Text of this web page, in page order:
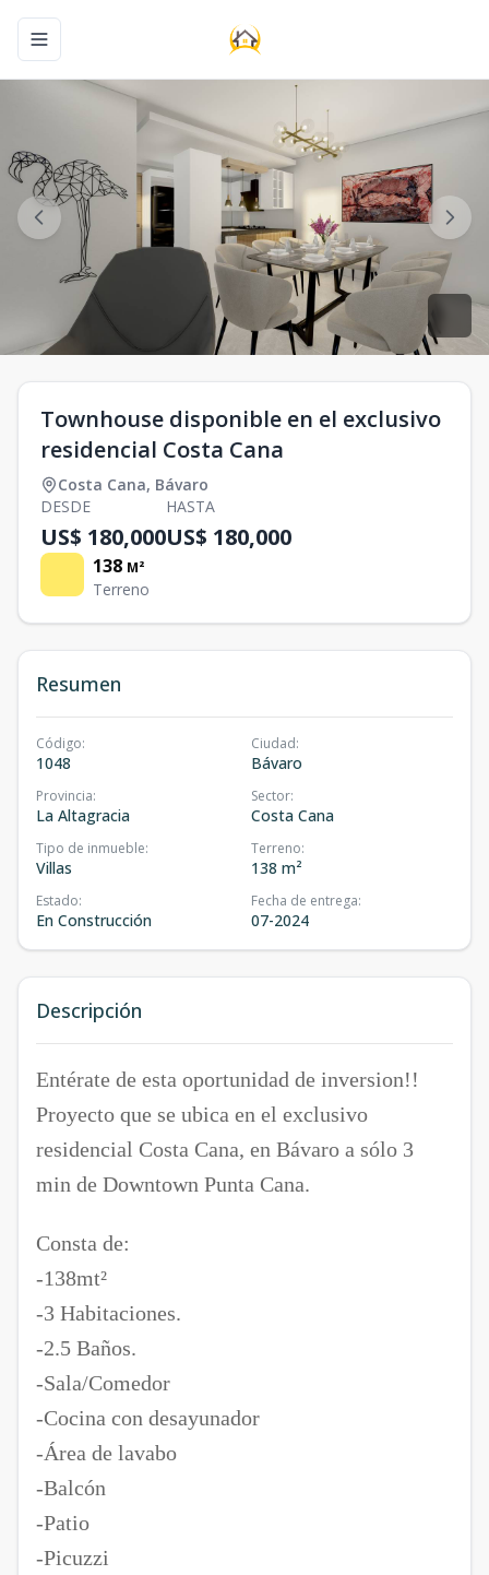
Toggle navigation menu
Townhouse disponible en el exclusivo
residencial Costa Cana
Costa Cana, Bávaro
DESDE
US$ 180,000
HASTA
US$ 180,000
138 M²
Terreno
Resumen
Código:
1048
Ciudad:
Bávaro
Provincia:
La Altagracia
Sector:
Costa Cana
Tipo de inmueble:
Villas
Terreno:
138 m²
Estado:
En Construcción
Fecha de entrega:
07-2024
Descripción
Entérate de esta oportunidad de inversion!!
Proyecto que se ubica en el exclusivo
residencial Costa Cana, en Bávaro a sólo 3
min de Downtown Punta Cana.
Consta de:
-138mt²
-3 Habitaciones.
-2.5 Baños.
-Sala/Comedor
-Cocina con desayunador
-Área de lavabo
-Balcón
-Patio
-Picuzzi